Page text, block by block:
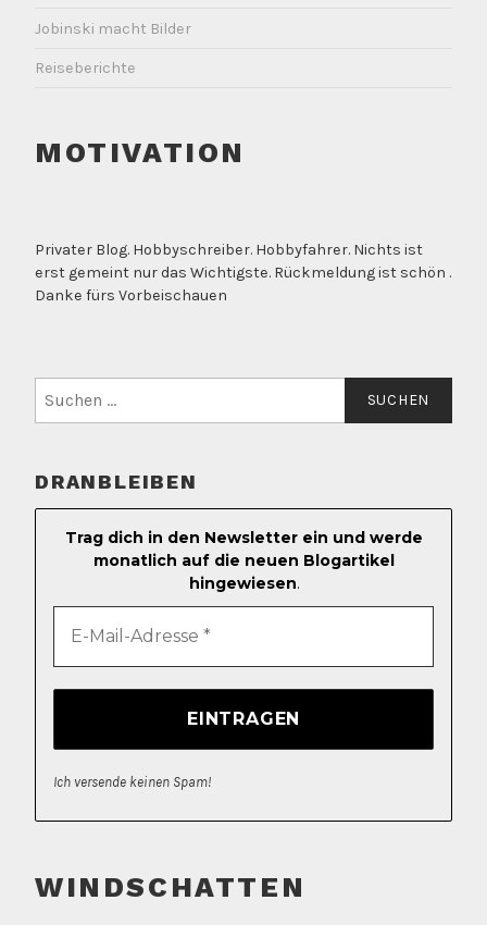
Jobinski macht Bilder
Reiseberichte
MOTIVATION
Privater Blog. Hobbyschreiber. Hobbyfahrer. Nichts ist
erst gemeint nur das Wichtigste. Rückmeldung ist schön .
Danke fürs Vorbeischauen
nach:
DRANBLEIBEN
Trag dich in den Newsletter ein und werde
monatlich auf die neuen Blogartikel
hingewiesen.
Ich versende keinen Spam!
WINDSCHATTEN